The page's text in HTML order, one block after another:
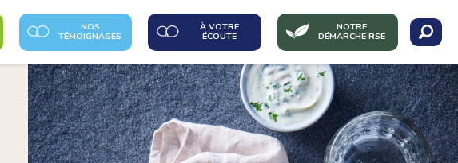
NOS
TÉMOIGNAGES
À VOTRE
ÉCOUTE
NOTRE
DÉMARCHE RSE